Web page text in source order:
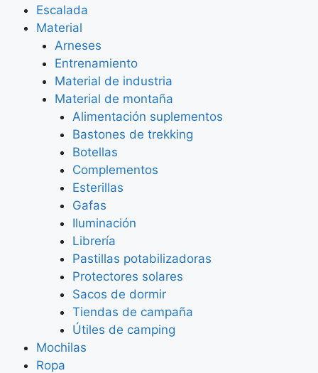
Escalada
Material
Arneses
Entrenamiento
Material de industria
Material de montaña
Alimentación suplementos
Bastones de trekking
Botellas
Complementos
Esterillas
Gafas
Iluminación
Librería
Pastillas potabilizadoras
Protectores solares
Sacos de dormir
Tiendas de campaña
Útiles de camping
Mochilas
Ropa